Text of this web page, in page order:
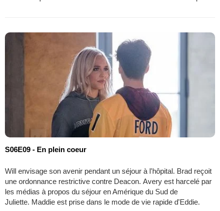
S06E09 - En plein coeur
Will envisage son avenir pendant un séjour à l'hôpital. Brad reçoit
une ordonnance restrictive contre Deacon. Avery est harcelé par
les médias à propos du séjour en Amérique du Sud de
Juliette. Maddie est prise dans le mode de vie rapide d'Eddie.